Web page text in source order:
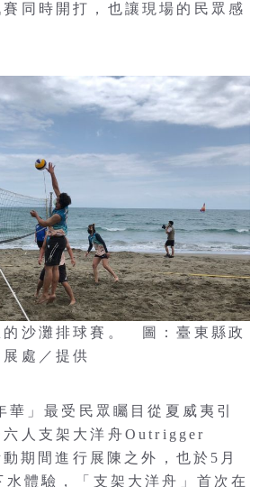
同時開打，也讓現場的民眾感
沙灘排球賽。 圖：臺東縣政
處／提供
華」最受民眾矚目從夏威夷引
六人支架大洋舟Outrigger
期間進行展陳之外，也於5月
水體驗，「支架大洋舟」首次在